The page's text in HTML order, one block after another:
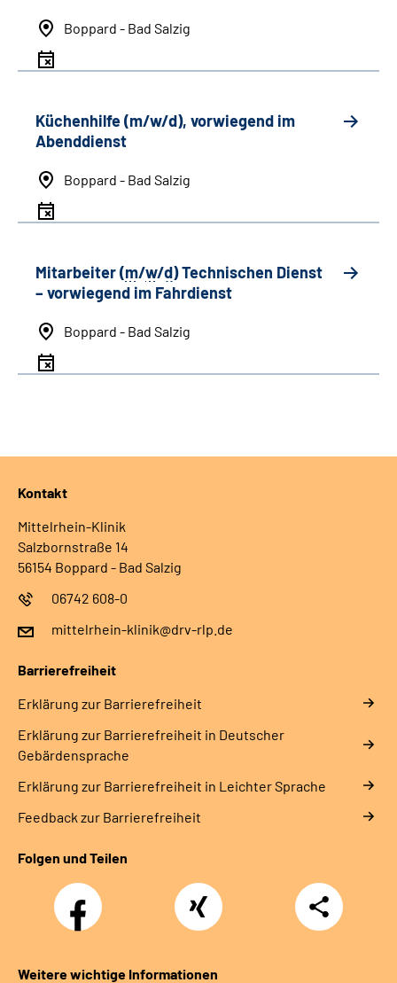
Boppard - Bad Salzig
Küchenhilfe (m/w/d), vorwiegend im
Abenddienst
Boppard - Bad Salzig
Mitarbeiter (m/w/d) Technischen Dienst
– vorwiegend im Fahrdienst
Boppard - Bad Salzig
Kontakt
Mittelrhein-Klinik
Salzbornstraße 14
56154 Boppard - Bad Salzig
06742 608-0
mittelrhein-klinik@drv-rlp.de
Barrierefreiheit
Erklärung zur Barrierefreiheit
Erklärung zur Barrierefreiheit in Deutscher
Gebärdensprache
Erklärung zur Barrierefreiheit in Leichter Sprache
Feedback zur Barrierefreiheit
Folgen und Teilen
Facebook Xing
Teilen
Weitere wichtige Informationen